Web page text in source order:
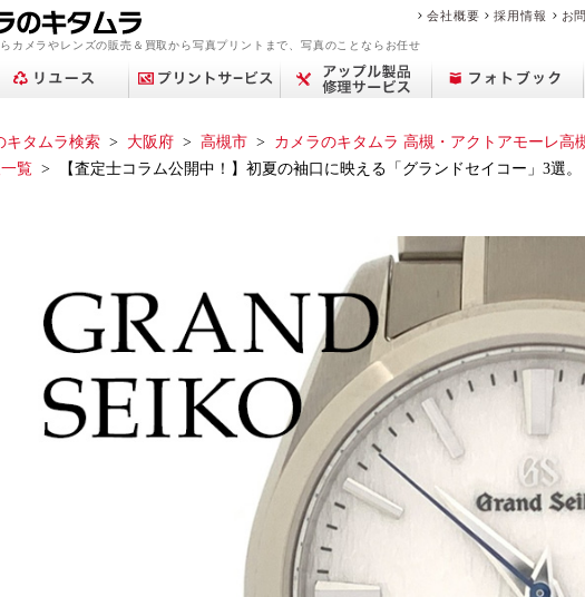
会社概要 採用情報 お
カメラやレンズの販売＆買取から写真プリントまで、写真のことならお任せ
生活/家事家電 中古カメラ・レンズ 中古時計
ブランド品・貴金属
を売りたい
カレンダー
フォトパネル
（PANELO）
遺影写真の作成・加
故障かな？と思った
来店事前確認のお願
い
お役立ち情報コラム
フォトブックリング
おなかのフォトブッ
ク
アトリエフォトブッ
撮影の流れ
カメラ買取 時計買取 スマホ買取
キタムラ検索 大阪府 高槻市
カメラのキタムラ 高槻・アクトアモーレ高
覧
【査定士コラム公開中！】初夏の袖口に映える「グランドセイコー」3選。